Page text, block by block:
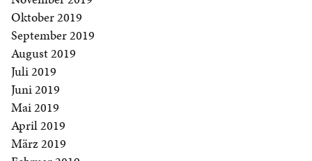
Oktober 2019
September 2019
August 2019
Juli 2019
Juni 2019
Mai 2019
April 2019
März 2019